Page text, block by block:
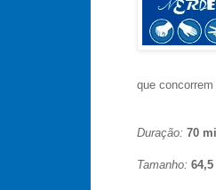
que
Duração: 70
Tamanho: